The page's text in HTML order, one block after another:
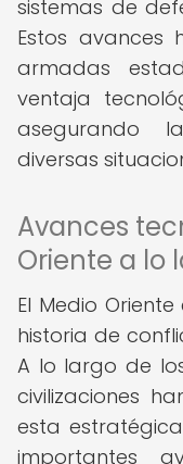
sistemas de
Estos avances
armadas
ventaja
asegurando
diversas
Avances
Oriente a lo
El Medio
historia de
A lo largo de
civilizaciones
esta
importantes